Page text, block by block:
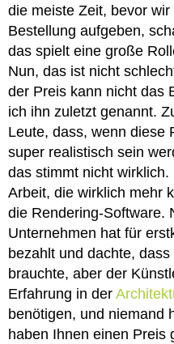
die meiste Zeit, bevor
Bestellung aufgeben,
das spielt eine große
Nun, das ist nicht
der Preis kann nicht das
ich ihn zuletzt genannt.
Leute, dass, wenn diese
super realistisch sein
das stimmt nicht
Arbeit, die wirklich mehr
die Rendering-Software.
Unternehmen hat für
bezahlt und dachte,
brauchte, aber der
Erfahrung in der
benötigen, und niemand
haben Ihnen einen Preis